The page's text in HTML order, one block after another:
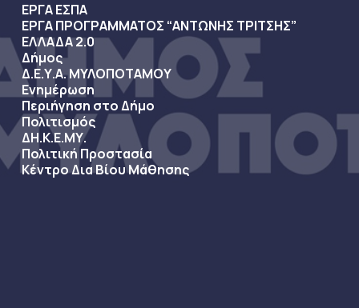
ΕΡΓΑ ΕΣΠΑ
ΕΡΓΑ ΠΡΟΓΡΑΜΜΑΤΟΣ “ΑΝΤΩΝΗΣ ΤΡΙΤΣΗΣ”
ΕΛΛΑΔΑ 2.0
Δήμος
Δ.Ε.Υ.Α. ΜΥΛΟΠΟΤΑΜΟΥ
Ενημέρωση
Περιήγηση στο Δήμο
Πολιτισμός
ΔΗ.Κ.Ε.ΜΥ.
Πολιτική Προστασία
Κέντρο Δια Βίου Μάθησης